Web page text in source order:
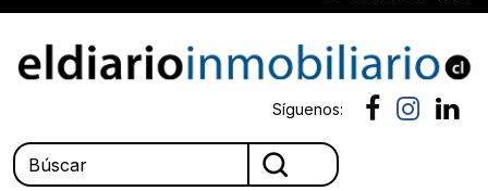
Síguenos: